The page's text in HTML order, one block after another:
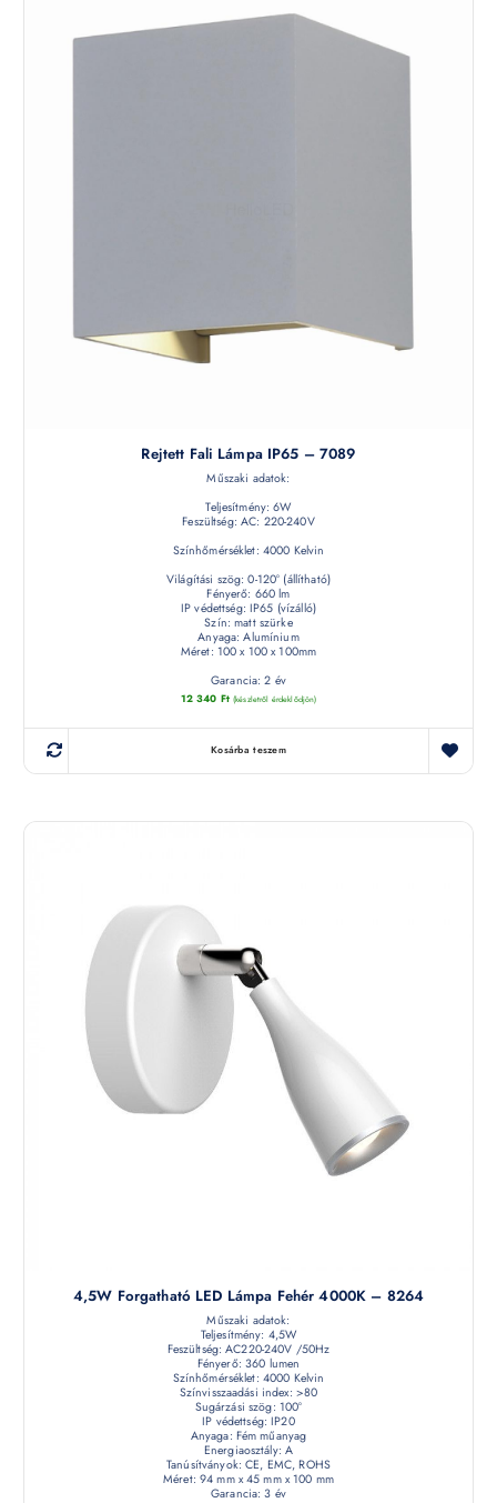
Rejtett Fali Lámpa IP65 – 7089
Műszaki adatok:
Teljesítmény: 6W
Feszültség: AC: 220-240V
Színhőmérséklet: 4000 Kelvin
Világítási szög: 0-120° (állítható)
Fényerő: 660 lm
IP védettség: IP65 (vízálló)
Szín: matt szürke
Anyaga: Alumínium
Méret: 100 x 100 x 100mm
Garancia: 2 év
12 340 Ft (készletről érdeklődjön)
Kosárba teszem
4,5W Forgatható LED Lámpa Fehér 4000K – 8264
Műszaki adatok:
Teljesítmény: 4,5W
Feszültség: AC220-240V /50Hz
Fényerő: 360 lumen
Színhőmérséklet: 4000 Kelvin
Színvisszaadási index: >80
Sugárzási szög: 100°
IP védettség: IP20
Anyaga: Fém műanyag
Energiaosztály: A
Tanúsítványok: CE, EMC, ROHS
Méret: 94 mm x 45 mm x 100 mm
Garancia: 3 év